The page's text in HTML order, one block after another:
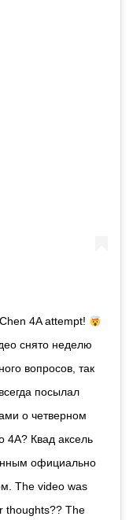
4A attempt!
снято неделю
вопросов, так
посылал
о четверном
4А? Квад аксель
официально
The video was
thoughts?? The